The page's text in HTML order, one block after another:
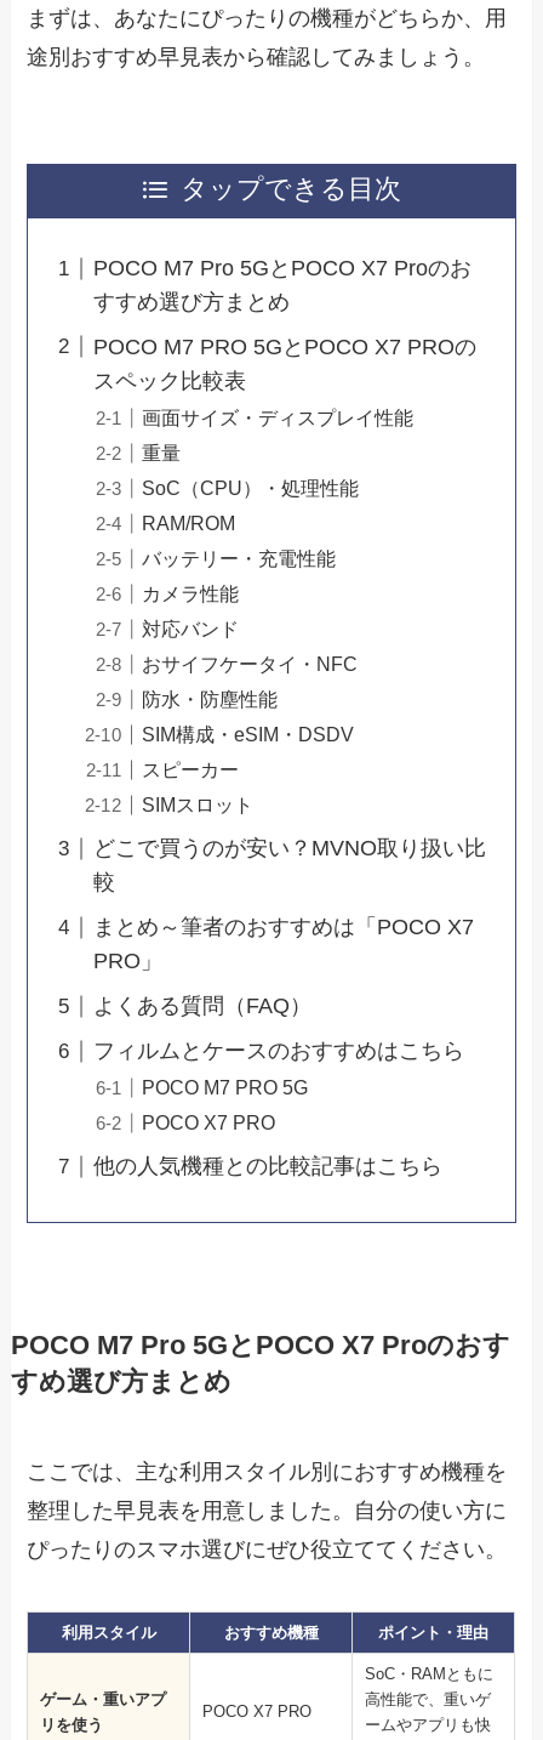
まずは、あなたにぴったりの機種がどちらか、用
途別おすすめ早見表から確認してみましょう。
タップできる目次
POCO M7 Pro 5GとPOCO X7 Proのお
すすめ選び方まとめ
POCO M7 PRO 5GとPOCO X7 PROの
スペック比較表
画面サイズ・ディスプレイ性能
重量
SoC（CPU）・処理性能
RAM/ROM
バッテリー・充電性能
カメラ性能
対応バンド
おサイフケータイ・NFC
防水・防塵性能
SIM構成・eSIM・DSDV
スピーカー
SIMスロット
どこで買うのが安い？MVNO取り扱い比
較
まとめ～筆者のおすすめは「POCO X7
PRO」
よくある質問（FAQ）
フィルムとケースのおすすめはこちら
POCO M7 PRO 5G
POCO X7 PRO
他の人気機種との比較記事はこちら
POCO M7 Pro 5GとPOCO X7 Proのおす
すめ選び方まとめ
ここでは、主な利用スタイル別におすすめ機種を
整理した早見表を用意しました。自分の使い方に
ぴったりのスマホ選びにぜひ役立ててください。
利用スタイル おすすめ機種 ポイント・理由
ゲーム・重いアプ
リを使う
POCO X7 PRO
SoC・RAMともに
高性能で、重いゲ
ームやアプリも快